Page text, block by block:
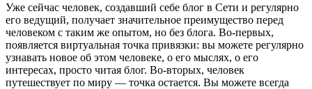
Уже сейчас человек, создавший себе блог в Сети и регулярно
его ведущий, получает значительное преимущество перед
человеком с таким же опытом, но без блога. Во-первых,
появляется виртуальная точка привязки: вы можете регулярно
узнавать новое об этом человеке, о его мыслях, о его
интересах, просто читая блог. Во-вторых, человек
путешествует по миру — точка остается. Вы можете всегда